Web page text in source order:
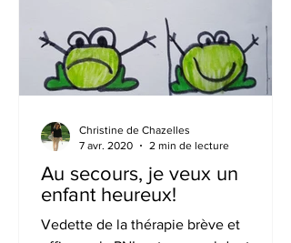
Au secours, je veux un
enfant heureux!
Vedette de la thérapie brève et
Christine de Chazelles
7 avr. 2020
2 min de lecture